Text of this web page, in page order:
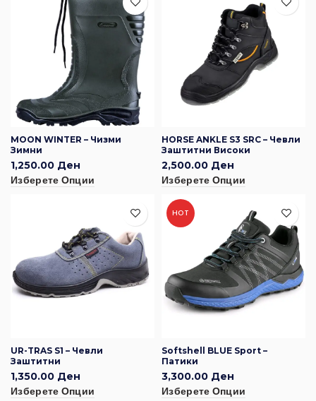
MOON WINTER – Чизми
Зимни
1,250.00 Ден
Изберете Опции
HORSE ANKLE S3 SRC – Чевли
Заштитни Високи
2,500.00 Ден
Изберете Опции
UR-TRAS S1 – Чевли
Заштитни
1,350.00 Ден
Изберете Опции
HOT
Softshell BLUE Sport –
Патики
3,300.00 Ден
Изберете Опции